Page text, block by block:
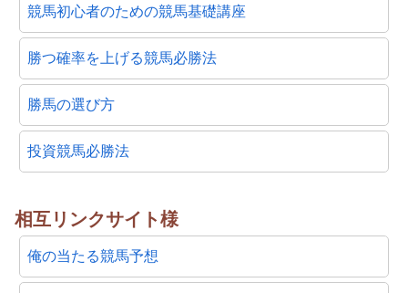
競馬初心者のための競馬基礎講座
勝つ確率を上げる競馬必勝法
勝馬の選び方
投資競馬必勝法
相互リンクサイト様
俺の当たる競馬予想